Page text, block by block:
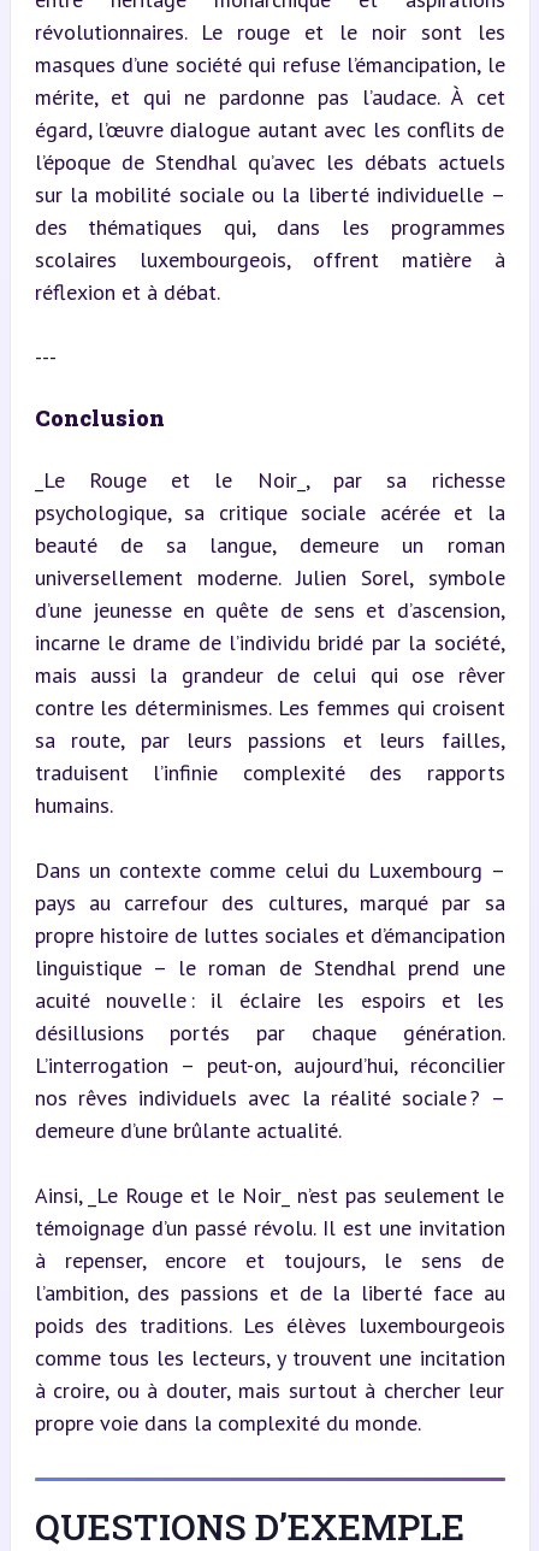
révolutionnaires. Le rouge et le noir sont les
masques d’une société qui refuse l’émancipation, le
mérite, et qui ne pardonne pas l’audace. À cet
égard, l’œuvre dialogue autant avec les conflits de
l’époque de Stendhal qu’avec les débats actuels
sur la mobilité sociale ou la liberté individuelle –
des thématiques qui, dans les programmes
scolaires luxembourgeois, offrent matière à
réflexion et à débat.
---
Conclusion
_Le Rouge et le Noir_, par sa richesse
psychologique, sa critique sociale acérée et la
beauté de sa langue, demeure un roman
universellement moderne. Julien Sorel, symbole
d’une jeunesse en quête de sens et d’ascension,
incarne le drame de l’individu bridé par la société,
mais aussi la grandeur de celui qui ose rêver
contre les déterminismes. Les femmes qui croisent
sa route, par leurs passions et leurs failles,
traduisent l’infinie complexité des rapports
humains.
Dans un contexte comme celui du Luxembourg –
pays au carrefour des cultures, marqué par sa
propre histoire de luttes sociales et d’émancipation
linguistique – le roman de Stendhal prend une
acuité nouvelle : il éclaire les espoirs et les
désillusions portés par chaque génération.
L’interrogation – peut-on, aujourd’hui, réconcilier
nos rêves individuels avec la réalité sociale ? –
demeure d’une brûlante actualité.
Ainsi, _Le Rouge et le Noir_ n’est pas seulement le
témoignage d’un passé révolu. Il est une invitation
à repenser, encore et toujours, le sens de
l’ambition, des passions et de la liberté face au
poids des traditions. Les élèves luxembourgeois
comme tous les lecteurs, y trouvent une incitation
à croire, ou à douter, mais surtout à chercher leur
propre voie dans la complexité du monde.
QUESTIONS D’EXEMPLE